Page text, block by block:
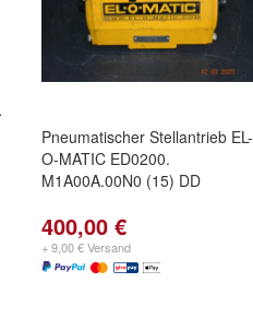
Pneumatischer Stellantrieb EL-
O-MATIC ED0200.
M1A00A.00N0 (15) DD
400,00 €
+ 9,00 € Versand